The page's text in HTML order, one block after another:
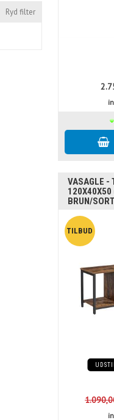
Ryd filter
VASAGLE -
120X40X50
BRUN/